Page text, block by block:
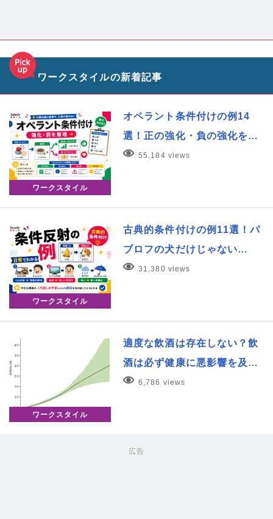
ワークスタイルの新着記事
ワークスタイル
オペラント条件付けの例14
選！正の強化・負の強化を…
55,184 views
ワークスタイル
古典的条件付けの例11選！パ
ブロフの犬だけじゃない…
31,380 views
ワークスタイル
適度な飲酒は存在しない？飲
酒は必ず健康に悪影響を及…
6,786 views
広告